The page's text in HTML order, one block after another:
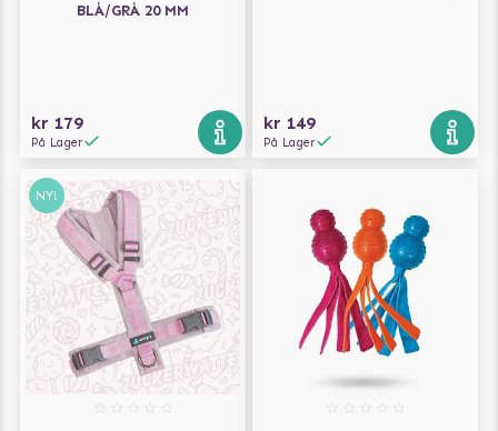
BLÅ/GRÅ 20 MM
kr 179
På Lager
kr 149
På Lager
NY!